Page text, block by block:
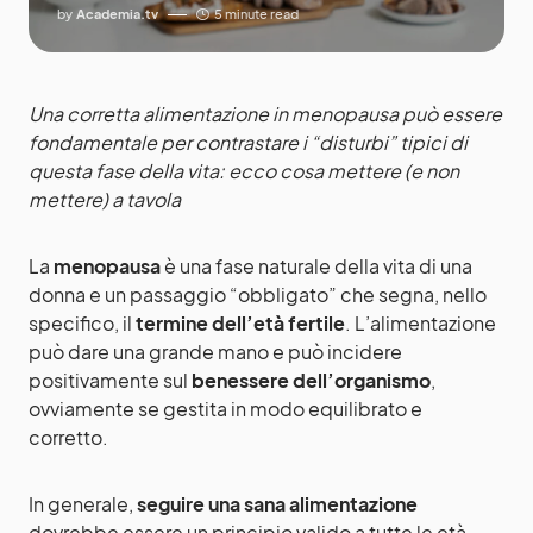
by Academia.tv 5 minute read
Una corretta alimentazione in menopausa può essere
fondamentale per contrastare i “disturbi” tipici di
questa fase della vita: ecco cosa mettere (e non
mettere) a tavola
La menopausaè una fase naturale della vita di una
donna e un passaggio “obbligato” che segna, nello
specifico, iltermine dell’età fertile. L’alimentazione
può dare una grande mano e può incidere
positivamente sul benessere dell’organismo,
ovviamente se gestita in modo equilibrato e
corretto.
In generale,seguire una sana alimentazione